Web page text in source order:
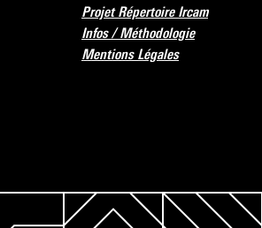
Projet Répertoire Ircam
Infos / Méthodologie
Mentions Légales